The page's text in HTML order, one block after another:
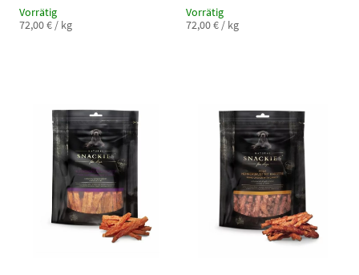
Vorrätig
72,00€ / kg
Vorrätig
72,00€ / kg